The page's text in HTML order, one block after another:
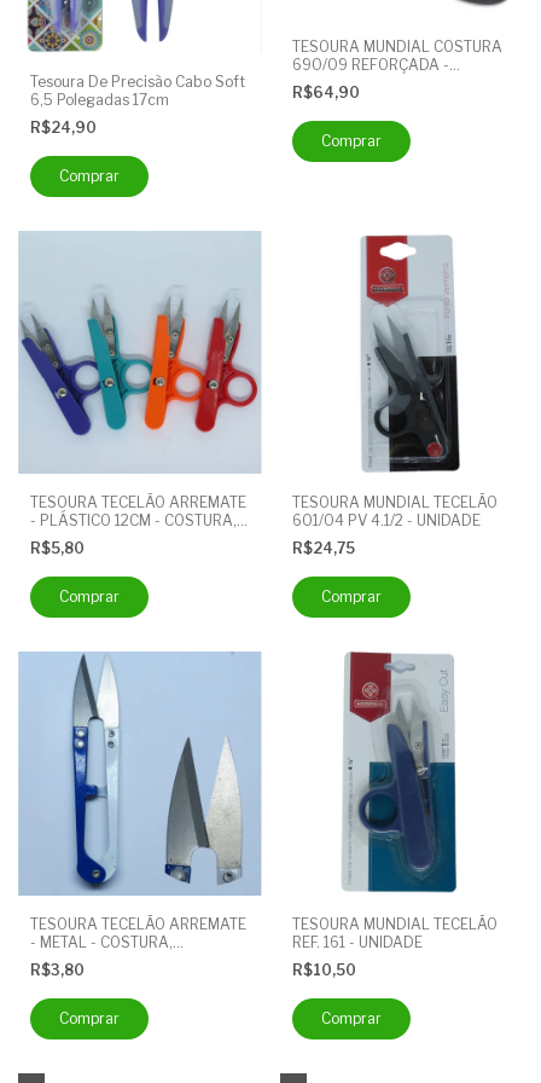
Tesoura De Precisão Cabo Soft
6,5 Polegadas 17cm
R$24,90
TESOURA MUNDIAL COSTURA
690/09 REFORÇADA -
UNIDADE
R$64,90
TESOURA TECELÃO ARREMATE
- PLÁSTICO 12CM - COSTURA,
ACABAMENTO, LINHA - 1
UNIDADE - TC800
R$5,80
TESOURA MUNDIAL TECELÃO
601/04 PV 4.1/2 - UNIDADE
R$24,75
TESOURA TECELÃO ARREMATE
- METAL - COSTURA,
ACABAMENTO, LINHA - TC-
805 - 1 UNIDADE
R$3,80
TESOURA MUNDIAL TECELÃO
REF. 161 - UNIDADE
R$10,50